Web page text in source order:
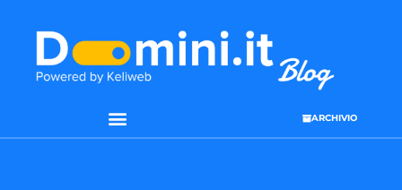
ARCHIVIO